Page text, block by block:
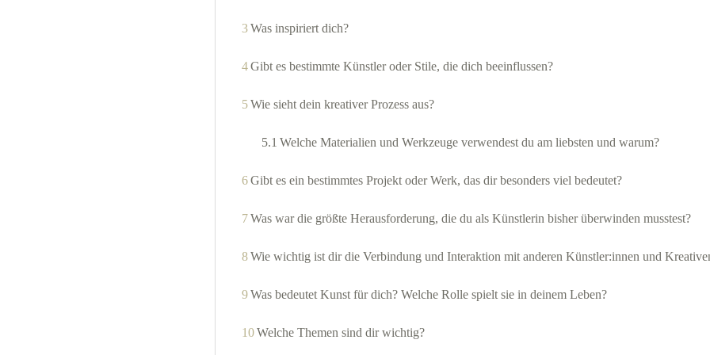
3Was inspiriert dich?
4Gibt es bestimmte Künstler oder Stile, die dich beeinflussen?
5Wie sieht dein kreativer Prozess aus?
5.1 Welche Materialien und Werkzeuge verwendest du am liebsten und warum?
6Gibt es ein bestimmtes Projekt oder Werk, das dir besonders viel bedeutet?
7Was war die größte Herausforderung, die du als Künstlerin bisher überwinden musstest?
8Wie wichtig ist dir die Verbindung und Interaktion mit anderen Künstler:innen und
9Was bedeutet Kunst für dich? Welche Rolle spielt sie in deinem Leben?
10Welche Themen sind dir wichtig?